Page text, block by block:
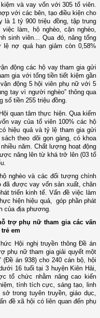
và vay vốn với 305 tổ viên.
với các bên, tạo điều kiện cho
1 tỷ 900 triệu đồng, tập trung
làm, hộ nghèo, cận nghèo,
sinh viên… Qua đó, nâng tổng
nợ quá hạn giảm còn 0,58%
động các hộ vay tham gia gửi
gia với tổng tiền tiết kiệm gần
động 5 hội viên phụ nữ với 5
tay vì người nghèo” thông qua
số tiền 255 triệu đồng.
quan tâm thực hiện. Qua kiểm
vay của tổ viên 100% các hộ
hiệu quả và tỷ lệ tham gia gửi
theo dõi gọn gàng, có khoa
năm. Chất lượng hoạt động
nâng lên từ khá trở lên (03 tổ
nghèo và các đối tượng chính
đã được vay vốn sản xuất, chăn
triển kinh tế. Vấn đề việc làm
hiện hiệu quả, góp phần phát
của địa phương.
trợ phụ nữ tham gia các vấn
em
Hội nghị truyền thông Đề án
phụ nữ tham gia giải quyết một
(Đề án 938) cho 240 cán bộ, hội
16 tuổi tại 3 huyện Kiên Hải,
tổ chức nhằm nâng cao kiến
tính tích cực, sáng tạo, linh
trong tuyên truyền, giáo dục,
đề xã hội có liên quan đến phụ